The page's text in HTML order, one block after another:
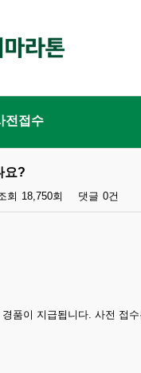
전접수
요?
회 18,750회 댓글 0건
품이 지급됩니다. 사전 접